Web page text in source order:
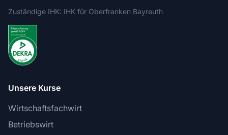
Zuständige IHK: IHK für Oberfranken Bayreuth
Unsere Kurse
Wirtschaftsfachwirt
Betriebswirt